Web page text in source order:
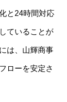
と24時間対応
ていることが
は、山輝商事
ローを安定さ